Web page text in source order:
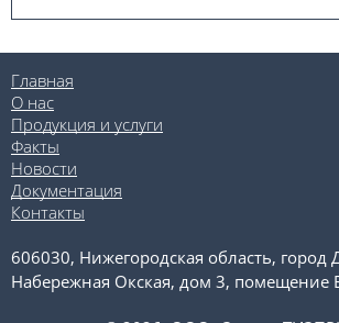
Главная
О нас
Продукция и услуги
Факты
Новости
Документация
Контакты
606030, Нижегородская область, город
Набережная Окская, дом 3, помещение